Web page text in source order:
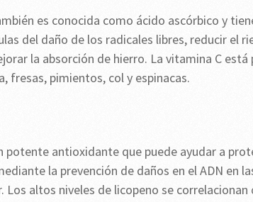
es conocida como ácido ascórbico y
del daño de los radicales libres, reducir el
la absorción de hierro. La vitamina C
fresas, pimientos, col y espinacas.
potente antioxidante que puede ayudar a
la prevención de daños en el ADN en
Los altos niveles de licopeno se